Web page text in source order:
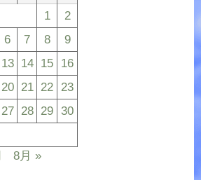
1
2
6 7 8
9
13 14 15 16
20 21 22 23
27 28 29 30
8月 »